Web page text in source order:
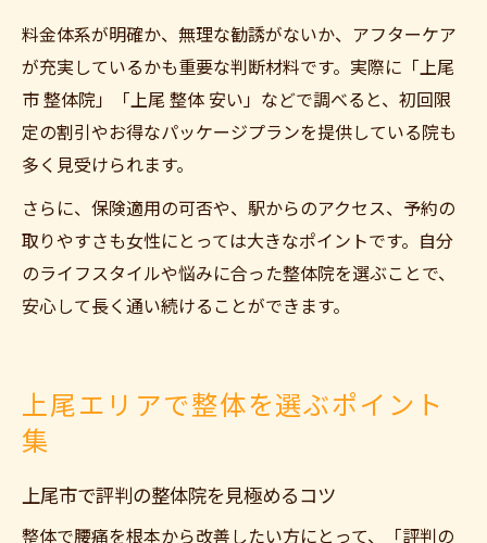
料金体系が明確か、無理な勧誘がないか、アフターケア
が充実しているかも重要な判断材料です。実際に「上尾
市 整体院」「上尾 整体 安い」などで調べると、初回限
定の割引やお得なパッケージプランを提供している院も
多く見受けられます。
さらに、保険適用の可否や、駅からのアクセス、予約の
取りやすさも女性にとっては大きなポイントです。自分
のライフスタイルや悩みに合った整体院を選ぶことで、
安心して長く通い続けることができます。
上尾エリアで整体を選ぶポイント
集
上尾市で評判の整体院を見極めるコツ
整体で腰痛を根本から改善したい方にとって、「評判の